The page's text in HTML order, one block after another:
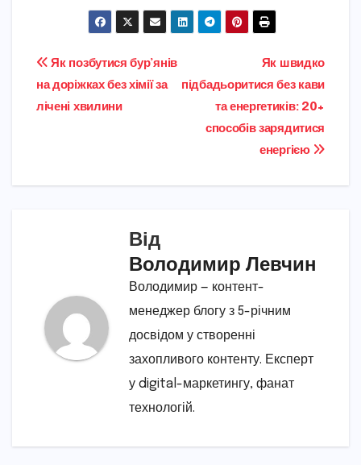
Навігація
записів
Як швидко
підбадьоритися без кави
та енергетиків: 20+
способів зарядитися
енергією
Як позбутися бур’янів
на доріжках без хімії за
лічені хвилини
Від
Володимир Левчин
Володимир — контент-
менеджер блогу з 5-річним
досвідом у створенні
захопливого контенту. Експерт
у digital-маркетингу, фанат
технологій.